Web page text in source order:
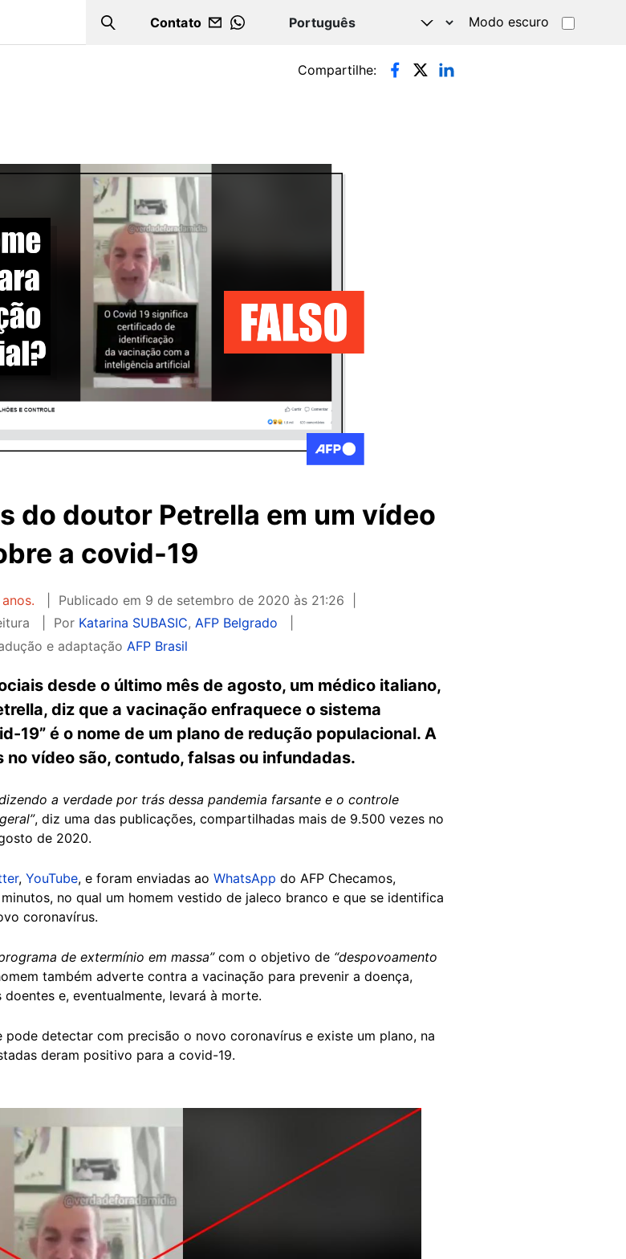
Search
Contato
WHATSAPP
Modo escuro
Compartilhe:
do doutor Petrella em um vídeo
a covid-19
Publicado em 9 de setembro de 2020 às 21:26
Por Katarina SUBASIC,AFP Belgrado
e adaptação AFP Brasil
desde o último mês de agosto, um médico italiano,
diz que a vacinação enfraquece o sistema
19” é o nome de um plano de redução populacional. A
vídeo são, contudo, falsas ou infundadas.
a verdade por trás dessa pandemia farsante e o controle
, diz uma das publicações, compartilhadas mais de 9.500 vezes no
de 2020.
, YouTube, e foram enviadas ao WhatsApp do AFP Checamos,
no qual um homem vestido de jaleco branco e que se identifica
coronavírus.
de extermínio em massa”com o objetivo de “despovoamento
também adverte contra a vacinação para prevenir a doença,
e, eventualmente, levará à morte.
detectar com precisão o novo coronavírus e existe um plano, na
deram positivo para a covid-19.